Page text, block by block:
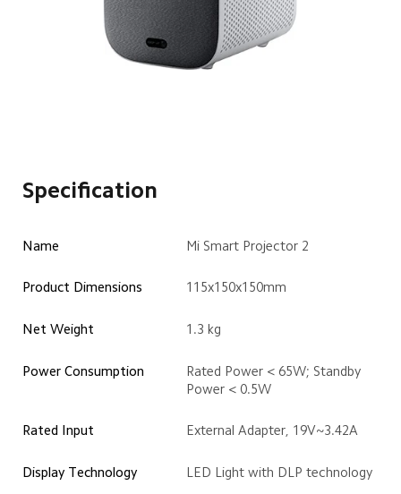
Specification
Name Mi Smart Projector 2
Product Dimensions 115x150x150mm
Net Weight 1.3 kg
Power Consumption
Rated Power < 65W; Standby
Power < 0.5W
Rated Input External Adapter, 19V~3.42A
Display Technology LED Light with DLP technology